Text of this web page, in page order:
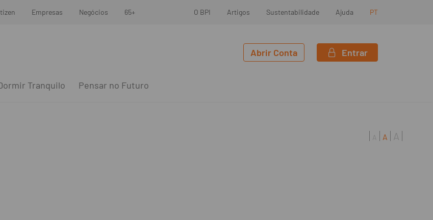
Empresas Negócios 65+ O BPI Artigos Sustentabilidade Ajuda PT
Abrir Conta Entrar
Tranquilo Pensar no Futuro
A A A